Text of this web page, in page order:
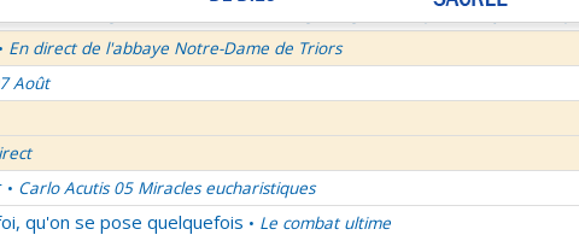
La théologie afirmative et la théologie négative d'après Denys
• En direct de l'abbaye Notre-Dame de Triors
Août
• Carlo Acutis 05 Miracles eucharistiques
qu'on se pose quelquefois • Le combat ultime